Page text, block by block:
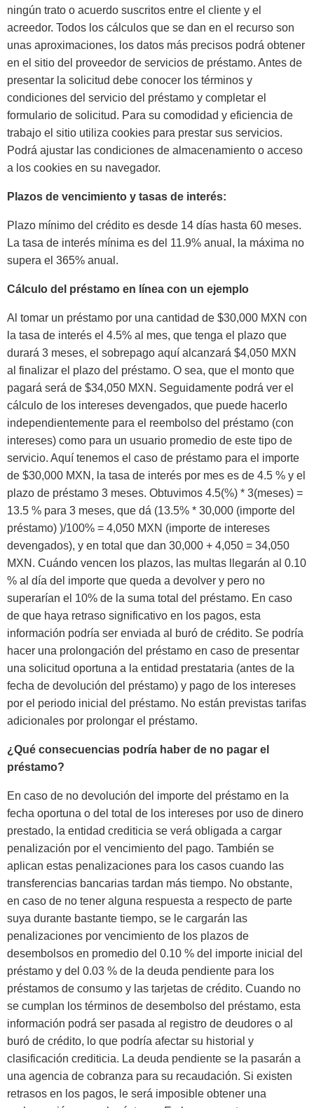
ningún trato o acuerdo suscritos entre el cliente y el
acreedor. Todos los cálculos que se dan en el recurso son
unas aproximaciones, los datos más precisos podrá obtener
en el sitio del proveedor de servicios de préstamo. Antes de
presentar la solicitud debe conocer los términos y
condiciones del servicio del préstamo y completar el
formulario de solicitud. Para su comodidad y eficiencia de
trabajo el sitio utiliza cookies para prestar sus servicios.
Podrá ajustar las condiciones de almacenamiento o acceso
a los cookies en su navegador.
Plazos de vencimiento y tasas de interés:
Plazo mínimo del crédito es desde 14 días hasta 60 meses.
La tasa de interés mínima es del 11.9% anual, la máxima no
supera el 365% anual.
Cálculo del préstamo en línea con un ejemplo
Al tomar un préstamo por una cantidad de $30,000 MXN con
la tasa de interés el 4.5% al mes, que tenga el plazo que
durará 3 meses, el sobrepago aquí alcanzará $4,050 MXN
al finalizar el plazo del préstamo. O sea, que el monto que
pagará será de $34,050 MXN. Seguidamente podrá ver el
cálculo de los intereses devengados, que puede hacerlo
independientemente para el reembolso del préstamo (con
intereses) como para un usuario promedio de este tipo de
servicio. Aquí tenemos el caso de préstamo para el importe
de $30,000 MXN, la tasa de interés por mes es de 4.5 % y el
plazo de préstamo 3 meses. Obtuvimos 4.5(%) * 3(meses) =
13.5 % para 3 meses, que dá (13.5% * 30,000 (importe del
préstamo) )/100% = 4,050 MXN (importe de intereses
devengados), y en total que dan 30,000 + 4,050 = 34,050
MXN. Cuándo vencen los plazos, las multas llegarán al 0.10
% al día del importe que queda a devolver y pero no
superarían el 10% de la suma total del préstamo. En caso
de que haya retraso significativo en los pagos, esta
información podría ser enviada al buró de crédito. Se podría
hacer una prolongación del préstamo en caso de presentar
una solicitud oportuna a la entidad prestataria (antes de la
fecha de devolución del préstamo) y pago de los intereses
por el periodo inicial del préstamo. No están previstas tarifas
adicionales por prolongar el préstamo.
¿Qué consecuencias podría haber de no pagar el
préstamo?
En caso de no devolución del importe del préstamo en la
fecha oportuna o del total de los intereses por uso de dinero
prestado, la entidad crediticia se verá obligada a cargar
penalización por el vencimiento del pago. También se
aplican estas penalizaciones para los casos cuando las
transferencias bancarias tardan más tiempo. No obstante,
en caso de no tener alguna respuesta a respecto de parte
suya durante bastante tiempo, se le cargarán las
penalizaciones por vencimiento de los plazos de
desembolsos en promedio del 0.10 % del importe inicial del
préstamo y del 0.03 % de la deuda pendiente para los
préstamos de consumo y las tarjetas de crédito. Cuando no
se cumplan los términos de desembolso del préstamo, esta
información podrá ser pasada al registro de deudores o al
buró de crédito, lo que podría afectar su historial y
clasificación crediticia. La deuda pendiente se la pasarán a
una agencia de cobranza para su recaudación. Si existen
retrasos en los pagos, le será imposible obtener una